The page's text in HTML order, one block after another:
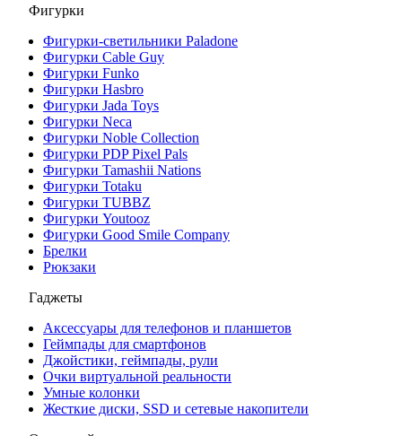
Фигурки
Фигурки-светильники Paladone
Фигурки Cable Guy
Фигурки Funko
Фигурки Hasbro
Фигурки Jada Toys
Фигурки Neca
Фигурки Noble Collection
Фигурки PDP Pixel Pals
Фигурки Tamashii Nations
Фигурки Totaku
Фигурки TUBBZ
Фигурки Youtooz
Фигурки Good Smile Company
Брелки
Рюкзаки
Гаджеты
Аксессуары для телефонов и планшетов
Геймпады для смартфонов
Джойстики, геймпады, рули
Очки виртуальной реальности
Умные колонки
Жесткие диски, SSD и сетевые накопители